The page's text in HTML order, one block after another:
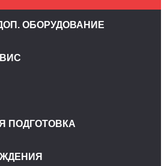
ОБОРУДОВАНИЕ
ПОДГОТОВКА